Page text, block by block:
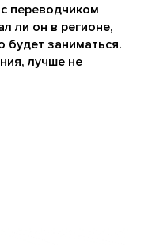
переводчиком
ли он в регионе,
будет заниматься.
лучше не